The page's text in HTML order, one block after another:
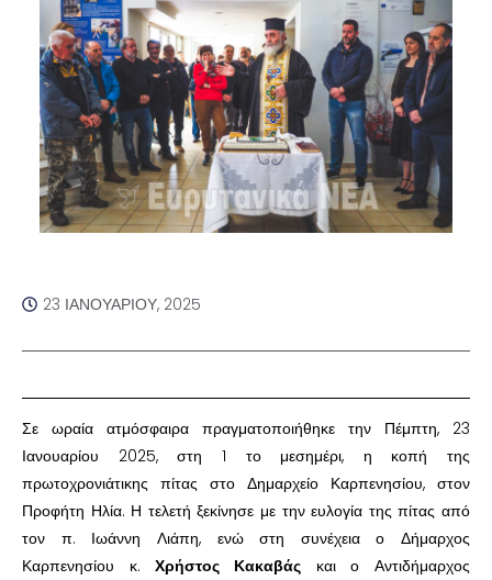
23 ΙΑΝΟΥΑΡΊΟΥ, 2025
Σε ωραία ατμόσφαιρα πραγματοποιήθηκε την Πέμπτη, 23
Ιανουαρίου 2025, στη 1 το μεσημέρι, η κοπή της
πρωτοχρονιάτικης πίτας στο Δημαρχείο Καρπενησίου, στον
Προφήτη Ηλία. Η τελετή ξεκίνησε με την ευλογία της πίτας από
τον π. Ιωάννη Λιάπη, ενώ στη συνέχεια ο Δήμαρχος
Καρπενησίου κ.Χρήστος Κακαβάς και ο Αντιδήμαρχος